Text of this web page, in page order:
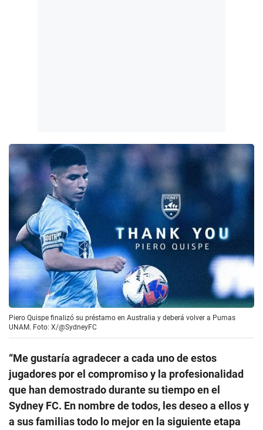
Piero Quispe finalizó su préstamo en Australia y deberá volver a Pumas
UNAM. Foto: X/@SydneyFC
“Me gustaría agradecer a cada uno de estos
jugadores por el compromiso y la profesionalidad
que han demostrado durante su tiempo en el
Sydney FC. En nombre de todos, les deseo a ellos y
a sus familias todo lo mejor en la siguiente etapa